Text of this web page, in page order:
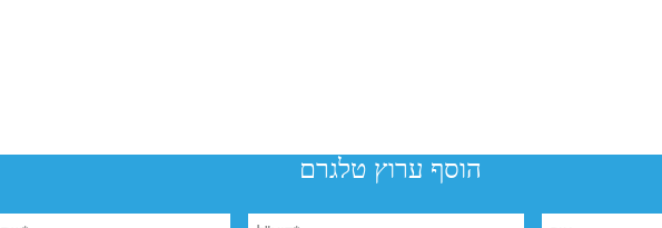
הוסף ערוץ טלגרם